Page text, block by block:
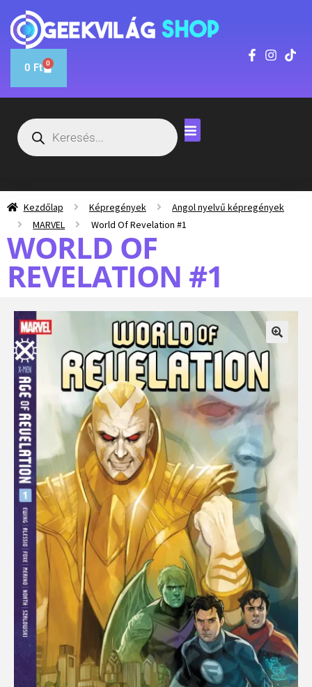
0 Ft 0
Kezdőlap Képregények
Angol nyelvű képregények
MARVEL
World Of Revelation #1
WORLD OF
REVELATION #1